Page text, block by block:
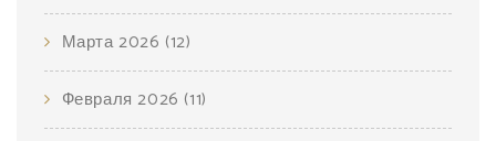
Марта 2026 (12)
Февраля 2026 (11)